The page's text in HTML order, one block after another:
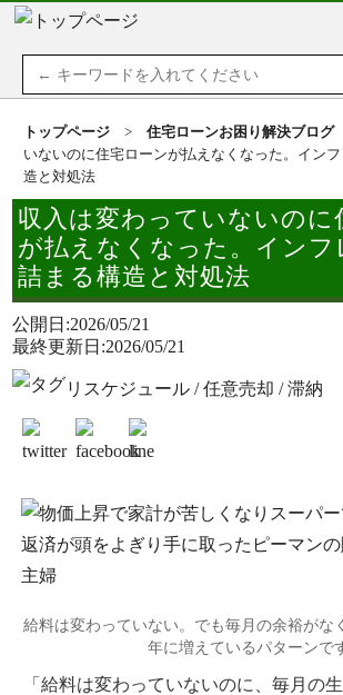
Search
for:
トップページ >住宅ローンお困り解決ブログ
いないのに住宅ローンが払えなくなった。イン
造と対処法
収入は変わっていないのに
が払えなくなった。インフ
詰まる構造と対処法
公開日:2026/05/21
最終更新日:2026/05/21
リスケジュール /任意売却 /滞納
給料は変わっていない。でも毎月の余裕がな
年に増えているパターンで
「給料は変わっていないのに、毎月の